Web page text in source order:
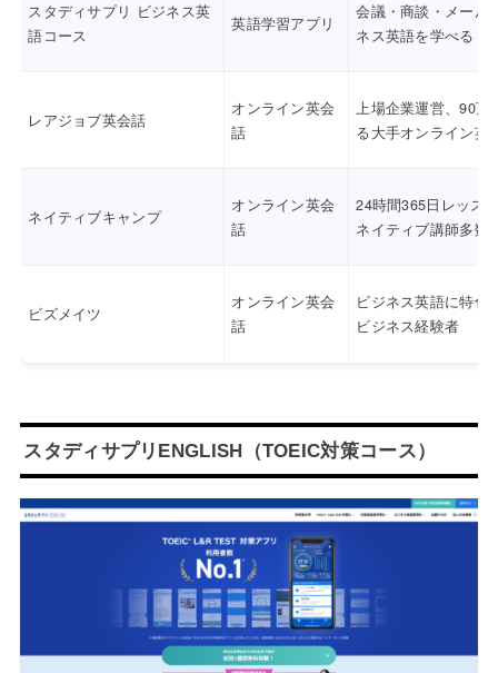
スタディサプリ ビジネス英
語コース
英語学習アプリ
会議・商談・メール
ネス英語を学べる
レアジョブ英会話
オンライン英会
話
上場企業運営、90万
る大手オンライン英
ネイティブキャンプ
オンライン英会
話
24時間365日レッス
ネイティブ講師多数
ビズメイツ
オンライン英会
話
ビジネス英語に特化
ビジネス経験者
スタディサプリENGLISH（TOEIC対策コース）